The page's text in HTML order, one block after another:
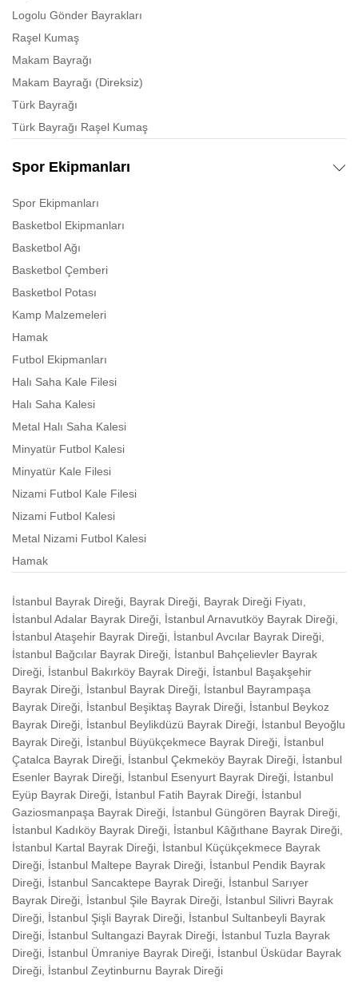
Logolu Gönder Bayrakları
Raşel Kumaş
Makam Bayrağı
Makam Bayrağı (Direksiz)
Türk Bayrağı
Türk Bayrağı Raşel Kumaş
Spor Ekipmanları
Spor Ekipmanları
Basketbol Ekipmanları
Basketbol Ağı
Basketbol Çemberi
Basketbol Potası
Kamp Malzemeleri
Hamak
Futbol Ekipmanları
Halı Saha Kale Filesi
Halı Saha Kalesi
Metal Halı Saha Kalesi
Minyatür Futbol Kalesi
Minyatür Kale Filesi
Nizami Futbol Kale Filesi
Nizami Futbol Kalesi
Metal Nizami Futbol Kalesi
Hamak
İstanbul Bayrak Direği, Bayrak Direği, Bayrak Direği Fiyatı,
İstanbul Adalar Bayrak Direği, İstanbul Arnavutköy Bayrak Direği,
İstanbul Ataşehir Bayrak Direği, İstanbul Avcılar Bayrak Direği,
İstanbul Bağcılar Bayrak Direği, İstanbul Bahçelievler Bayrak
Direği, İstanbul Bakırköy Bayrak Direği, İstanbul Başakşehir
Bayrak Direği, İstanbul Bayrak Direği, İstanbul Bayrampaşa
Bayrak Direği, İstanbul Beşiktaş Bayrak Direği, İstanbul Beykoz
Bayrak Direği, İstanbul Beylikdüzü Bayrak Direği, İstanbul Beyoğlu
Bayrak Direği, İstanbul Büyükçekmece Bayrak Direği, İstanbul
Çatalca Bayrak Direği, İstanbul Çekmeköy Bayrak Direği, İstanbul
Esenler Bayrak Direği, İstanbul Esenyurt Bayrak Direği, İstanbul
Eyüp Bayrak Direği, İstanbul Fatih Bayrak Direği, İstanbul
Gaziosmanpaşa Bayrak Direği, İstanbul Güngören Bayrak Direği,
İstanbul Kadıköy Bayrak Direği, İstanbul Kâğıthane Bayrak Direği,
İstanbul Kartal Bayrak Direği, İstanbul Küçükçekmece Bayrak
Direği, İstanbul Maltepe Bayrak Direği, İstanbul Pendik Bayrak
Direği, İstanbul Sancaktepe Bayrak Direği, İstanbul Sarıyer
Bayrak Direği, İstanbul Şile Bayrak Direği, İstanbul Silivri Bayrak
Direği, İstanbul Şişli Bayrak Direği, İstanbul Sultanbeyli Bayrak
Direği, İstanbul Sultangazi Bayrak Direği, İstanbul Tuzla Bayrak
Direği, İstanbul Ümraniye Bayrak Direği, İstanbul Üsküdar Bayrak
Direği, İstanbul Zeytinburnu Bayrak Direği